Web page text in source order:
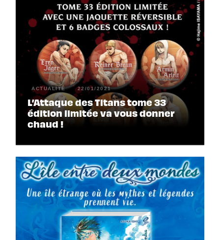
ACTUALITÉ 22/01/2021
L’Attaque des Titans tome 33
édition limitée va vous donner
chaud !